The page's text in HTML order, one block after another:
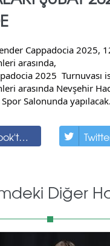
Cappadocia 2025,
arasında,
2025  Turnuvası
arasında Nevşehir
Salonunda yapılacak.
Diğer